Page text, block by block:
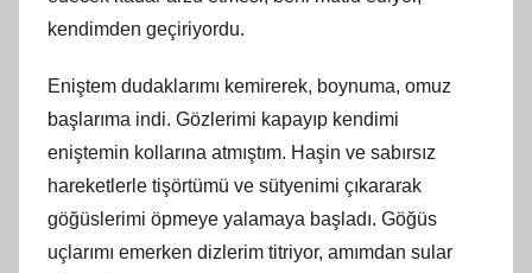
kendimden geçiriyordu.
Eniştem dudaklarımı kemirerek, boynuma, omuz
başlarıma indi. Gözlerimi kapayıp kendimi
eniştemin kollarına atmıştım. Haşin ve sabırsız
hareketlerle tişörtümü ve sütyenimi çıkararak
göğüslerimi öpmeye yalamaya başladı. Göğüs
uçlarımı emerken dizlerim titriyor, amımdan sular